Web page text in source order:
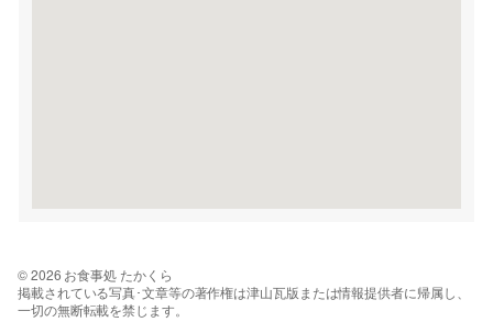
© 2026 お食事処 たかくら
掲載されている写真･文章等の著作権は津山瓦版または情報提供者に帰属し、
一切の無断転載を禁じます。